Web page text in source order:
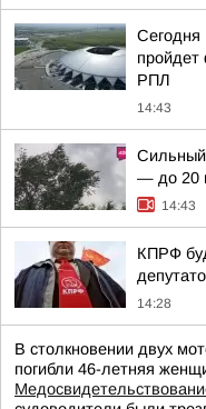
Сегодня
пройдет
РПЛ
14:43
— до 20
14:43
КПРФ
14:28
В столкновении двух
погибли 46-летняя